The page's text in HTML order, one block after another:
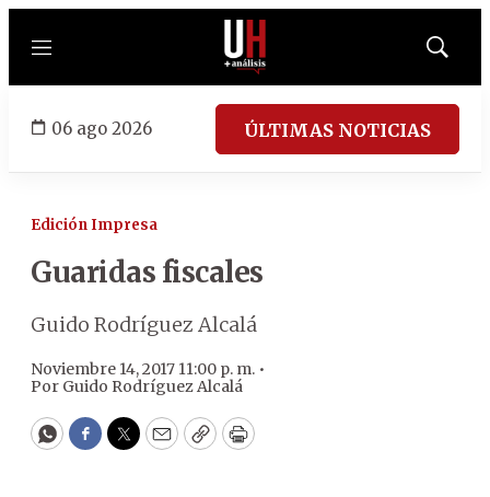
Menú
Mostrar
06 ago 2026 ÚLTIMAS NOTICIAS
Edición Impresa
Guaridas fiscales
Guido Rodríguez Alcalá
Noviembre 14, 2017 11:00 p. m. •
Por Guido Rodríguez Alcalá
WhatsApp
Facebook
Twitter
EmailCopyPrint